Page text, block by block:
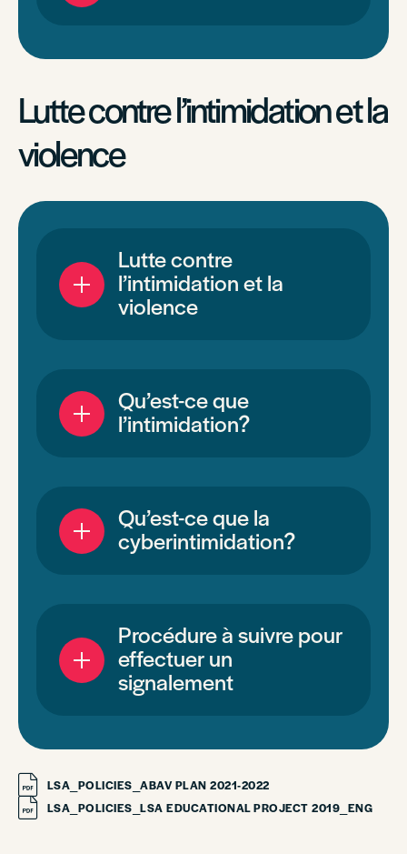
Lutte contre l’intimidation et la
violence
Lutte contre
l’intimidation et la
violence
Qu’est-ce que
l’intimidation?
Qu’est-ce que la
cyberintimidation?
Procédure à suivre pour
effectuer un
signalement
LSA_POLICIES_ABAV PLAN 2021-2022
LSA_POLICIES_LSA EDUCATIONAL PROJECT 2019_ENG